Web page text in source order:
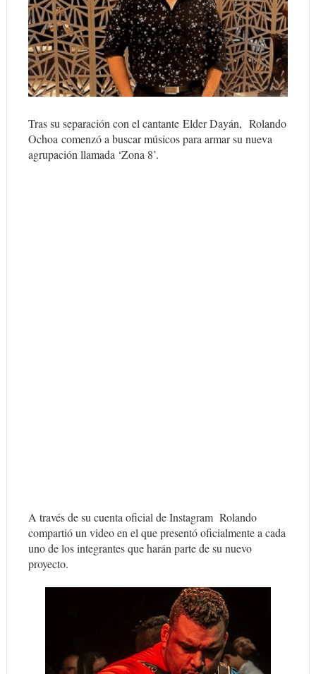
Tras su separación con el cantante Elder Dayán, Rolando
Ochoa comenzó a buscar músicos para armar su nueva
agrupación llamada ‘Zona 8’.
A través de su cuenta oficial de Instagram Rolando
compartió un video en el que presentó oficialmente a cada
uno de los integrantes que harán parte de su nuevo
proyecto.